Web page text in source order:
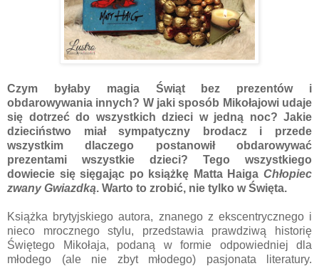
Czym byłaby magia Świąt bez prezentów i
obdarowywania innych? W jaki sposób Mikołajowi udaje
się dotrzeć do wszystkich dzieci w jedną noc? Jakie
dzieciństwo miał sympatyczny brodacz i przede
wszystkim dlaczego postanowił obdarowywać
prezentami wszystkie dzieci? Tego wszystkiego
dowiecie się sięgając po książkę Matta Haiga Chłopiec
zwany Gwiazdką. Warto to zrobić, nie tylko w Święta.
Książka brytyjskiego autora, znanego z ekscentrycznego i
nieco mrocznego stylu, przedstawia prawdziwą historię
Świętego Mikołaja, podaną w formie odpowiedniej dla
młodego (ale nie zbyt młodego) pasjonata literatury.